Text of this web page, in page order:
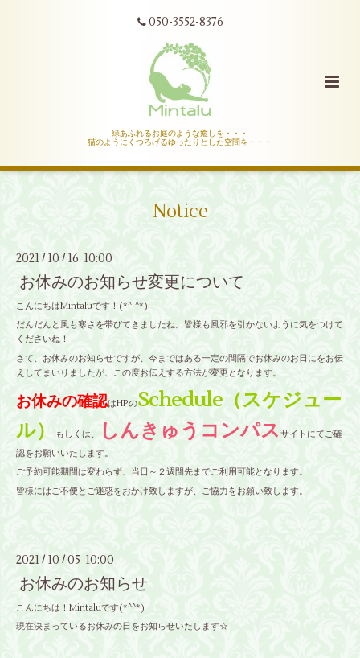
050-3552-8376
緑あふれるお庭のような癒しを・・・
猫のようにくつろげるゆったりとした空間を・・・
Notice
2021 / 10 / 16 10:00
お休みのお知らせ変更について
こんにちはMintaluです！(*^-^*)
だんだんと風も寒さを帯びてきましたね。皆様も風邪を引かないように気をつけて
くださいね！
さて、お休みのお知らせですが、今まではある一定の間隔でお休みのお日にをお伝
えしてまいりましたが、この度お伝えする方法が変更となります。
お休みの確認はHPのSchedule（スケジュー
ル）
もしくは、 しんきゅうコンパス サイトにてご確
認をお願いいたします。
ご予約可能期間は変わらず、当日～２週間先までご利用可能となります。
皆様にはご不便とご迷惑をおかけ致しますが、ご協力をお願い致します。
2021 / 10 / 05 10:00
お休みのお知らせ
こんにちは！Mintaluです(*^^*)
現在決まっているお休みの日をお知らせいたします☆